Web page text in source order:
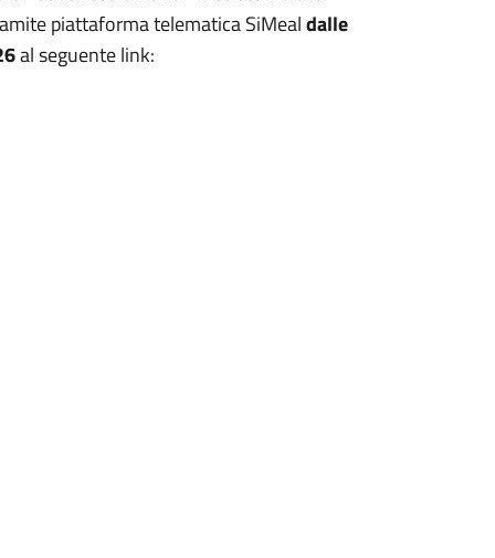
piattaforma telematica SiMealdalle
al seguente link: